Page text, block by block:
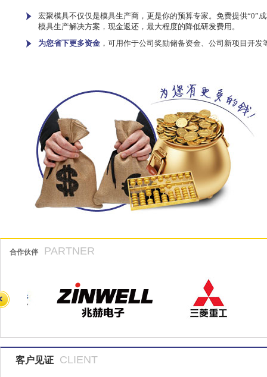
宏聚模具不仅仅是模具生产商，更是你的预算专家。免费提供“0”
模具生产解决方案，现金返还，最大程度的降低研发费用。
为您省下更多资金 ，可用作于公司奖励储备资金、公司新项目开发
合作伙伴 PARTNER
客户见证 CLIENT